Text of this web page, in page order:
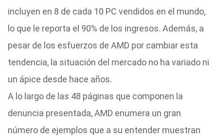
incluyen en 8 de cada 10 PC vendidos en el mundo,
lo que le reporta el 90% de los ingresos. Además, a
pesar de los esfuerzos de AMD por cambiar esta
tendencia, la situación del mercado no ha variado ni
un ápice desde hace años.
A lo largo de las 48 páginas que componen la
denuncia presentada, AMD enumera un gran
número de ejemplos que a su entender muestran